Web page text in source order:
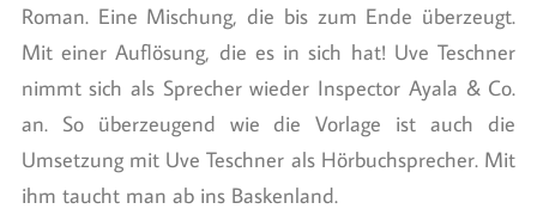
Roman. Eine Mischung, die bis zum Ende überzeugt.
Mit einer Auflösung, die es in sich hat! Uve Teschner
nimmt sich als Sprecher wieder Inspector Ayala & Co.
an. So überzeugend wie die Vorlage ist auch die
Umsetzung mit Uve Teschner als Hörbuchsprecher. Mit
ihm taucht man ab ins Baskenland.